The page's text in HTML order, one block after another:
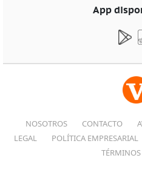
App
NOSOTROS CONTACTO
LEGAL
POLÍTICA EMPRESARIAL